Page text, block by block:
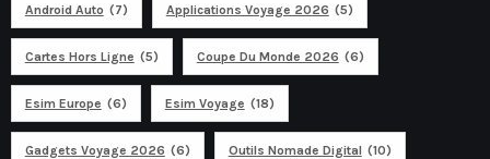
Android Auto (7) Applications Voyage 2026 (5)
Cartes Hors Ligne (5) Coupe Du Monde 2026 (6)
Esim Europe (6) Esim Voyage (18)
Gadgets Voyage 2026 (6) Outils Nomade Digital (10)